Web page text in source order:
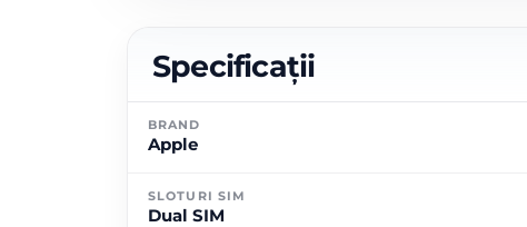
Specificații
BRAND
Apple
SLOTURI SIM
Dual SIM